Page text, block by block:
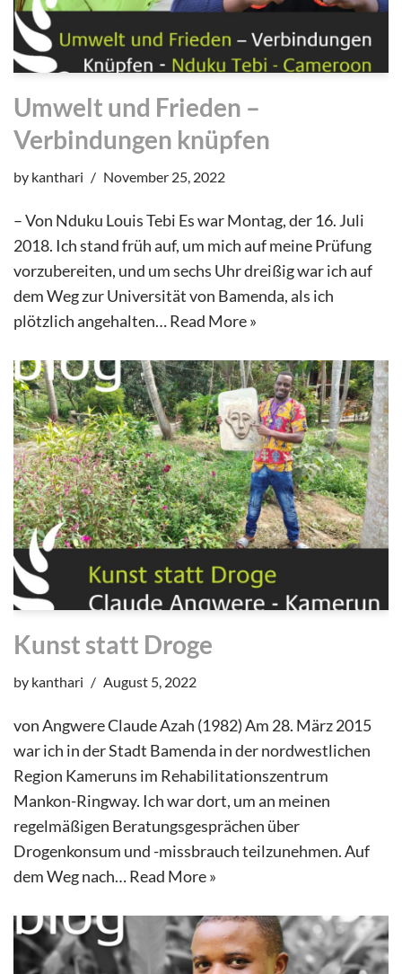
Umwelt und Frieden –
Verbindungen knüpfen
by kanthari November 25, 2022
– Von Nduku Louis Tebi Es war Montag, der 16. Juli
2018. Ich stand früh auf, um mich auf meine Prüfung
vorzubereiten, und um sechs Uhr dreißig war ich auf
dem Weg zur Universität von Bamenda, als ich
plötzlich angehalten…Read More »
Kunst statt Droge
by kanthari August 5, 2022
von Angwere Claude Azah (1982) Am 28. März 2015
war ich in der Stadt Bamenda in der nordwestlichen
Region Kameruns im Rehabilitationszentrum
Mankon-Ringway. Ich war dort, um an meinen
regelmäßigen Beratungsgesprächen über
Drogenkonsum und -missbrauch teilzunehmen. Auf
dem Weg nach…Read More »